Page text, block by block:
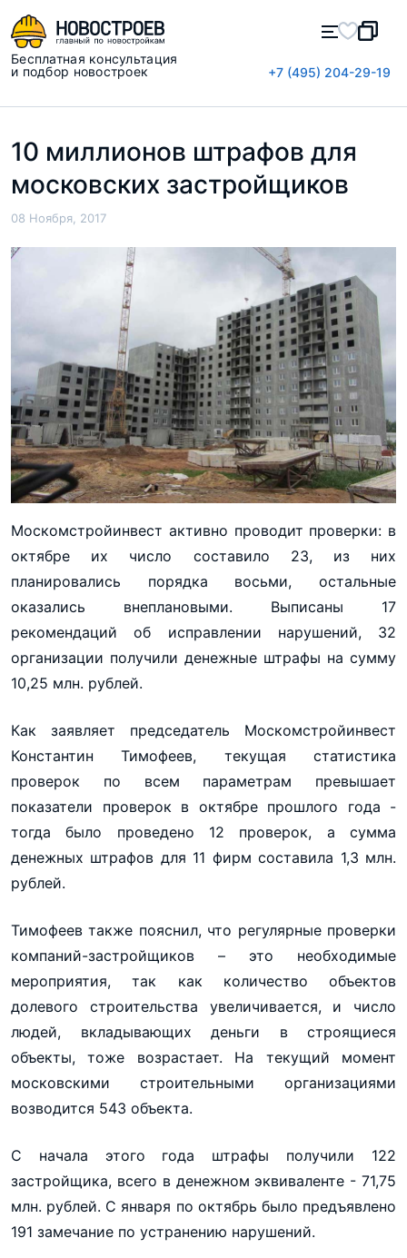
Бесплатная консультация
и подбор новостроек
+7 (495) 204-29-19
10 миллионов штрафов для
московских застройщиков
08 Ноября, 2017
Москомстройинвест активно проводит проверки: в
октябре их число составило 23, из них
планировались порядка восьми, остальные
оказались внеплановыми. Выписаны 17
рекомендаций об исправлении нарушений, 32
организации получили денежные штрафы на сумму
10,25 млн. рублей.
Как заявляет председатель Москомстройинвест
Константин Тимофеев, текущая статистика
проверок по всем параметрам превышает
показатели проверок в октябре прошлого года -
тогда было проведено 12 проверок, а сумма
денежных штрафов для 11 фирм составила 1,3 млн.
рублей.
Тимофеев также пояснил, что регулярные проверки
компаний-застройщиков – это необходимые
мероприятия, так как количество объектов
долевого строительства увеличивается, и число
людей, вкладывающих деньги в строящиеся
объекты, тоже возрастает. На текущий момент
московскими строительными организациями
возводится 543 объекта.
С начала этого года штрафы получили 122
застройщика, всего в денежном эквиваленте - 71,75
млн. рублей. С января по октябрь было предъявлено
191 замечание по устранению нарушений.